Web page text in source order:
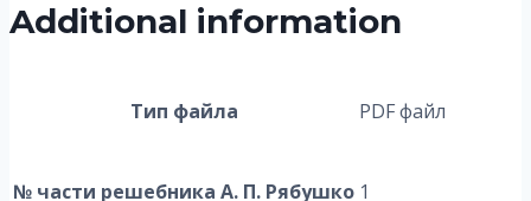
Additional information
Тип файла PDF файл
№ части решебника А. П. Рябушко 1